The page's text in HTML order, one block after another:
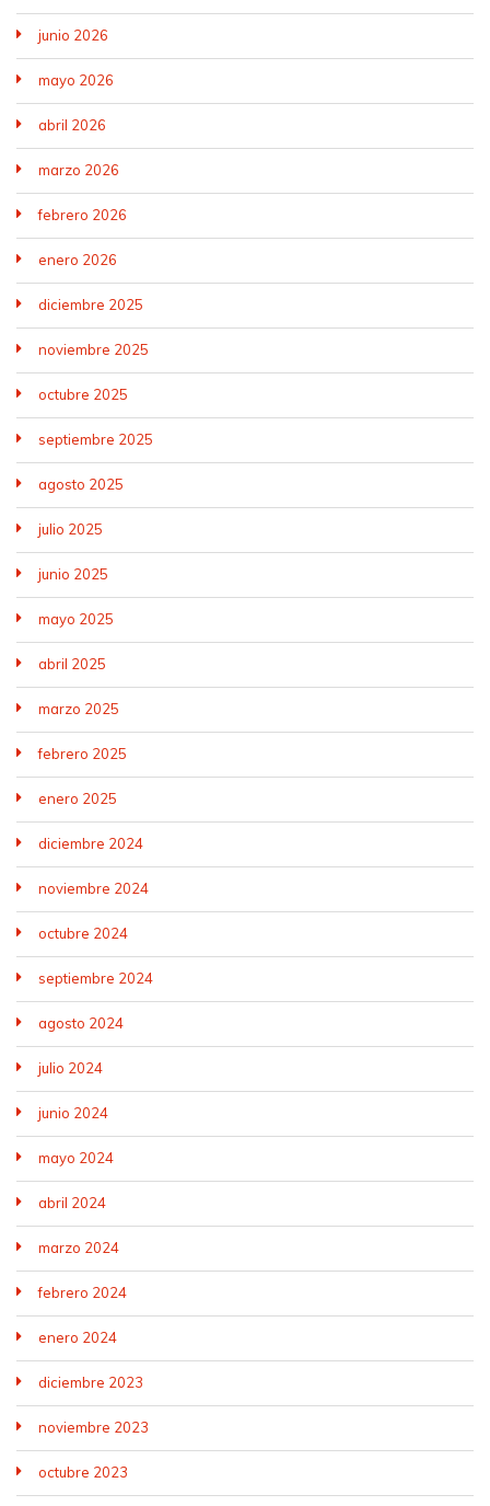
junio 2026
mayo 2026
abril 2026
marzo 2026
febrero 2026
enero 2026
diciembre 2025
noviembre 2025
octubre 2025
septiembre 2025
agosto 2025
julio 2025
junio 2025
mayo 2025
abril 2025
marzo 2025
febrero 2025
enero 2025
diciembre 2024
noviembre 2024
octubre 2024
septiembre 2024
agosto 2024
julio 2024
junio 2024
mayo 2024
abril 2024
marzo 2024
febrero 2024
enero 2024
diciembre 2023
noviembre 2023
octubre 2023